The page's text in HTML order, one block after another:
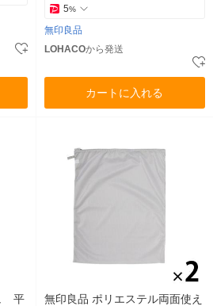
5%
無印良品
LOHACOから発送
カートに入れる
平
無印良品 ポリエステル両面使え